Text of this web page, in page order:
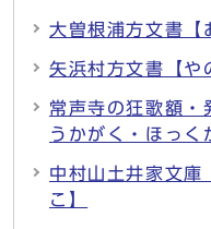
大曽根浦方文書【
矢浜村方文書【や
常声寺の狂歌額・
うかがく・ほっく
中村山土井家文庫
こ】